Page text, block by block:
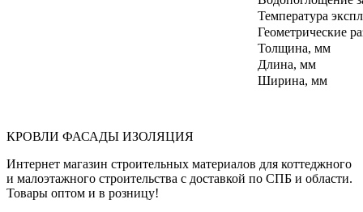
Температура
Геометрические
Толщина, мм
Длина, мм
Ширина, мм
КРОВЛИ ФАСАДЫ ИЗОЛЯЦИЯ
Интернет магазин строительных материалов для коттеджного
и малоэтажного строительства с доставкой по СПБ и области.
Товары оптом и в розницу!